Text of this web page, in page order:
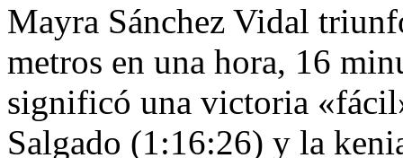
Mayra Sánchez Vidal
metros en una hora, 16
significó una victoria
Salgado (1:16:26) y la